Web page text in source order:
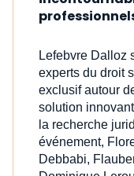
Lefebvre Dalloz
experts du droit
exclusif autour
solution
la recherche
événement,
Debbabi,